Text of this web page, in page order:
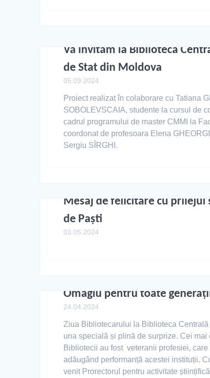
Vă invităm la Biblioteca
de Stat din Moldova
05.09.2024
Proiect realizat în colaborare cu Tatiana
SOBOLEVSCAIA, studente la cursul de
cadrul programului de master CMMI la
coordonat de profesoara Elena
Sergiu SÎRGHI.
Mesaj de felicitare cu
de Paşti
03.05.2024
Omagiu pentru toate
24.04.2024
Ziua Bibliotecarului la Biblioteca
una specială și plină de surprize. Cei mai
Bibliotecii au fost veteranii profesiei,
adăugând performanță acestei instituții.
venit Prorectorul pentru activitate